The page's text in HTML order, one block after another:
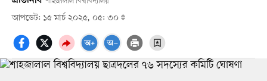
আপডেট: ১৫ মার্চ ২০২৫, ০৫: ৩০